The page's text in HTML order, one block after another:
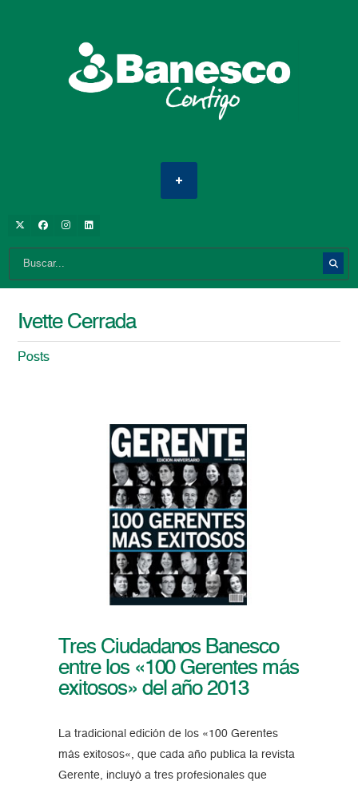
Ivette Cerrada
Posts
Tres Ciudadanos Banesco
entre los «100 Gerentes más
exitosos» del año 2013
La tradicional edición de los «100 Gerentes
más exitosos«, que cada año publica la revista
Gerente, incluyó a tres profesionales que